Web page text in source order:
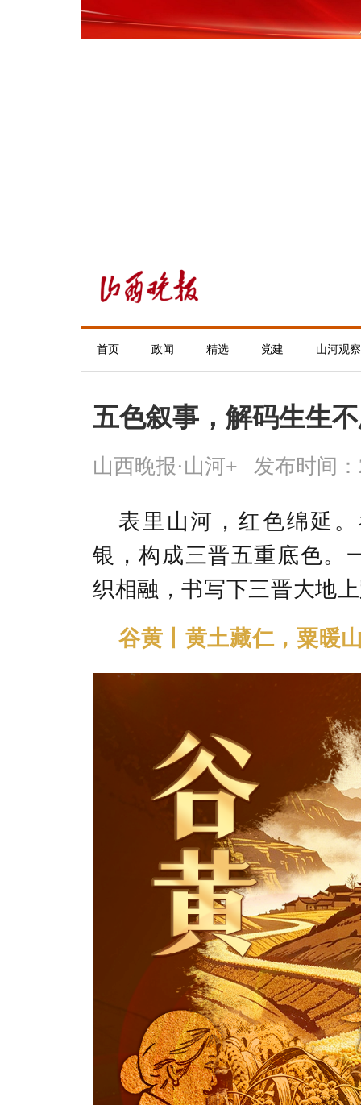
首页 政闻 精选 党建 山河观察
五色叙事，解码生生
山西晚报·山河+ 发布时间：
表里山河，红色绵延
银，构成三晋五重底色。
织相融，书写下三晋大地
谷黄丨黄土藏仁，粟暖